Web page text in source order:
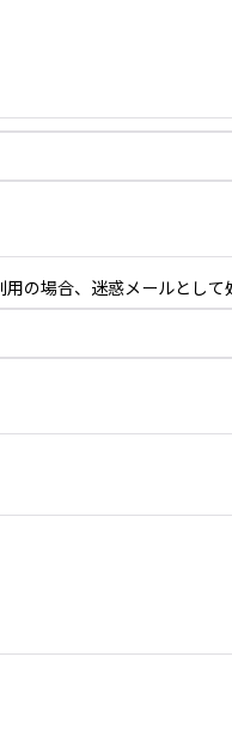
の場合、迷惑メールとして